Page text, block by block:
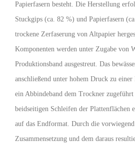
Papierfasern besteht. Die Herstellung
Stuckgips (ca. 82 %) und Papierfasern
trockene Zerfaserung von Altpapier
Komponenten werden unter Zugabe von
Produktionsband ausgestreut. Das
anschließend unter hohem Druck zu einer
ein Abbindeband dem Trockner
beidseitigen Schleifen der Plattenflächen
auf das Endformat. Durch die
Zusammensetzung und dem daraus